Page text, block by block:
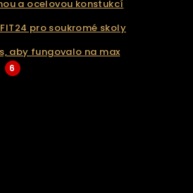
a ocelovou konstukcí
pro soukromé skoly
aby fungovalo na max
6